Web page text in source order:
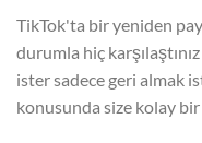
TikTok'ta bir yeniden
durumla hiç
ister sadece geri almak
konusunda size kolay